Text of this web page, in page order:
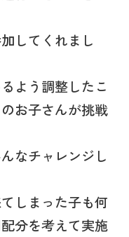
してくれまし
よう調整したこ
お子さんが挑戦
なチャレンジし
しまった子も何
分を考えて実施